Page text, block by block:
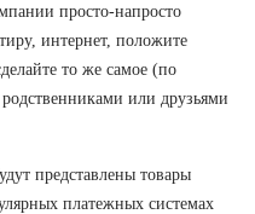
просто-напросто
интернет, положите
то же самое (по
или друзьями
представлены товары
платежных системах